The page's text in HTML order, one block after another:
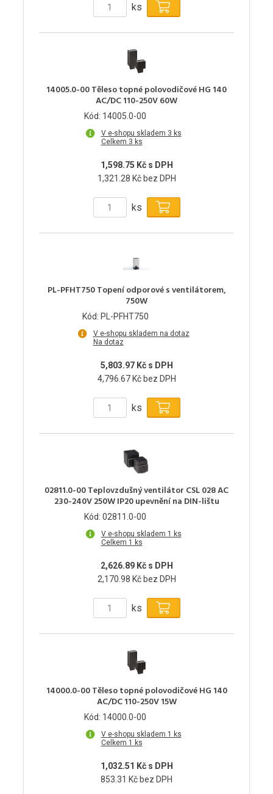
ks
14005.0-00 Těleso topné polovodičové HG 140
AC/DC 110-250V 60W
Kód: 14005.0-00
V e-shopu skladem 3 ks
Celkem 3 ks
1,598.75 Kč s DPH
1,321.28 Kč bez DPH
ks
PL-PFHT750 Topení odporové s ventilátorem,
750W
Kód: PL-PFHT750
V e-shopu skladem na dotaz
Na dotaz
5,803.97 Kč s DPH
4,796.67 Kč bez DPH
ks
02811.0-00 Teplovzdušný ventilátor CSL 028 AC
230-240V 250W IP20 upevnění na DIN-lištu
Kód: 02811.0-00
V e-shopu skladem 1 ks
Celkem 1 ks
2,626.89 Kč s DPH
2,170.98 Kč bez DPH
ks
14000.0-00 Těleso topné polovodičové HG 140
AC/DC 110-250V 15W
Kód: 14000.0-00
V e-shopu skladem 1 ks
Celkem 1 ks
1,032.51 Kč s DPH
853.31 Kč bez DPH